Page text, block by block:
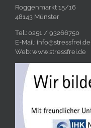
Roggenmarkt 15/16
48143 Münster
Tel.: 0251 / 93266750
E-Mail: info@stressfrei.de
Web: www.stressfrei.de